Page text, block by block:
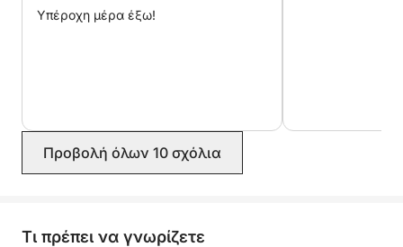
Υπέροχη μέρα έξω!
Προβολή όλων 10 σχόλια
Τι πρέπει να γνωρίζετε